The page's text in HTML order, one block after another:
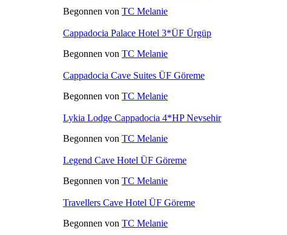
Begonnen von TC Melanie
Cappadocia Palace Hotel 3*ÜF Ürgüp
Begonnen von TC Melanie
Cappadocia Cave Suites ÜF Göreme
Begonnen von TC Melanie
Lykia Lodge Cappadocia 4*HP Nevsehir
Begonnen von TC Melanie
Legend Cave Hotel ÜF Göreme
Begonnen von TC Melanie
Travellers Cave Hotel ÜF Göreme
Begonnen von TC Melanie